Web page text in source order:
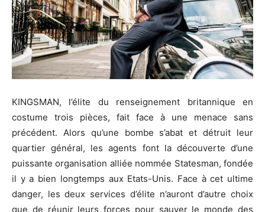
KINGSMAN, l’élite du renseignement britannique en
costume trois pièces, fait face à une menace sans
précédent. Alors qu’une bombe s’abat et détruit leur
quartier général, les agents font la découverte d’une
puissante organisation alliée nommée Statesman, fondée
il y a bien longtemps aux Etats-Unis. Face à cet ultime
danger, les deux services d’élite n’auront d’autre choix
que de réunir leurs forces pour sauver le monde des